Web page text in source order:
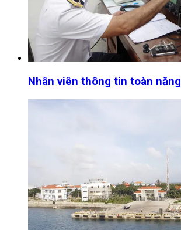
Nhân viên thông tin toàn năng